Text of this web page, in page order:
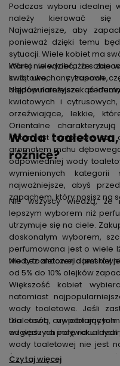
Podczas wyboru idealnej
należy kierować się
Najważniejsze, aby
ponieważ dzięki temu
sytuacji. Wiele kobiet ma
której nie wyobraża sobie
swój ukochany zapach
błędów należy szukać
Warto wiedzieć, że
kwiatowe,
Najpopularniejsze
kwiatowych i
orzeźwiające, lekkie,
Orientalne
Natomiast szyprowe są
aromatem mchu
odpowiedniej wody
wymienionych
najważniejsze, abyś
zapachem, który nosisz na
Woda
różnice?
Nie wszyscy wiedzą, że
lepszym wyborem niż
utrzymuje się na ciele.
doskonałym wyborem,
perfumowana jest o wiele
wody toaletowej damskiej
Nie bez znaczenia jest
od 5% do 10% olejków
Większość kobiet
natomiast
wody toaletowe. Jeśli
toaletową, czy perfumy to
od waszych
Dla osób
względu na porę roku
wody toaletowej nie jest
świetnym rozwiązaniem
Czytaj więcej